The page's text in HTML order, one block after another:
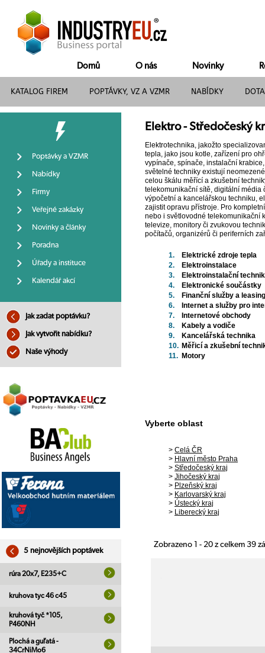
Domů O nás Novinky
KATALOG FIREM POPTÁVKY, VZ A VZMR NABÍDKY
Poptávky a VZMR
Nabídky
Firmy
Veřejné zakázky
Novinky a články
Poradna
Úřady a instituce
Kalendář akcí
Jak zadat poptávku?
Jak vytvořit nabídku?
Naše výhody
5 nejnovějších poptávek
rúra 20x7, E235+C
kruhova tyc 46 c45
kruhová tyč *105,
P460NH
Plochá a guľatá -
34CrNiMo6
Elektro - Středočeský
Elektrotechnika, jakožto
tepla, jako jsou kotle, zařízení pro
vypínače, spínače, instalační
světelné techniky existují
celou škálu měřící a zkušební
telekomunikační sítě, digitální média
výpočetní a kancelářskou techniku,
zajistit opravu přístroje. Pro
nebo i světlovodné telekomunikační
televize, monitory či zvukovou
počítačů, organizérů či periferních
1.
Elektrické zdroje tepla
2.
Elektroinstalace
3.
Elektroinstalační
4.
Elektronické součástky
5.
Finanční služby a leasing
6.
Internet a služby pro
7.
Internetové obchody
8.
Kabely a vodiče
9.
Kancelářská technika
10. Měřicí a zkušební
11. Motory
Vyberte oblast
> Celá ČR
> Hlavní město Praha
> Středočeský kraj
> Jihočeský kraj
> Plzeňský kraj
> Karlovarský kraj
> Ústecký kraj
> Liberecký kraj
Zobrazeno 1 - 20 z celkem 39